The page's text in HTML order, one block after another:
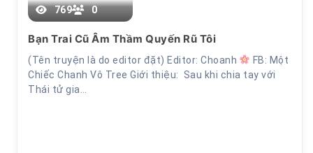
Chương 16
769 0
Bạn Trai Cũ Âm Thầm Quyến Rũ Tôi
(Tên truyện là do editor đặt) Editor: Choanh
FB: Một
Chiếc Chanh Vô Tree Giới thiệu: Sau khi chia tay với
Thái tử gia…